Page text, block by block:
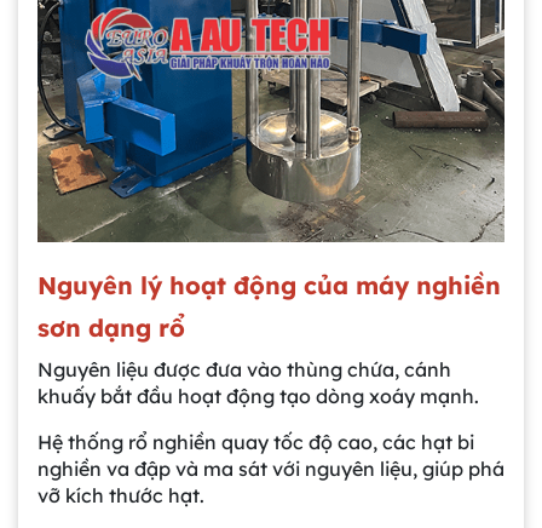
Nguyên lý hoạt động của máy nghiền
sơn dạng rổ
Nguyên liệu được đưa vào thùng chứa, cánh
khuấy bắt đầu hoạt động tạo dòng xoáy mạnh.
Hệ thống rổ nghiền quay tốc độ cao, các hạt bi
nghiền va đập và ma sát với nguyên liệu, giúp phá
vỡ kích thước hạt.